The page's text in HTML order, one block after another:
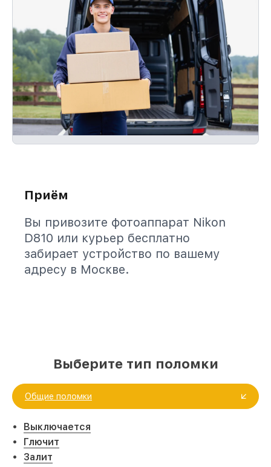
Приём
Вы привозите фотоаппарат Nikon
D810 или курьер бесплатно
забирает устройство по вашему
адресу в Москве.
Выберите тип поломки
Общие поломки
Выключается
Глючит
Залит